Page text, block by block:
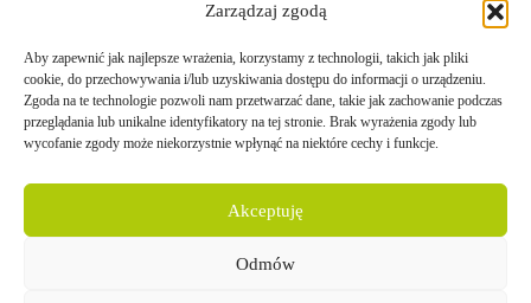
Zarządzaj zgodą
Aby zapewnić jak najlepsze wrażenia, korzystamy z technologii, takich jak pliki
cookie, do przechowywania i/lub uzyskiwania dostępu do informacji o urządzeniu.
Zgoda na te technologie pozwoli nam przetwarzać dane, takie jak zachowanie podczas
przeglądania lub unikalne identyfikatory na tej stronie. Brak wyrażenia zgody lub
wycofanie zgody może niekorzystnie wpłynąć na niektóre cechy i funkcje.
Akceptuję
Odmów